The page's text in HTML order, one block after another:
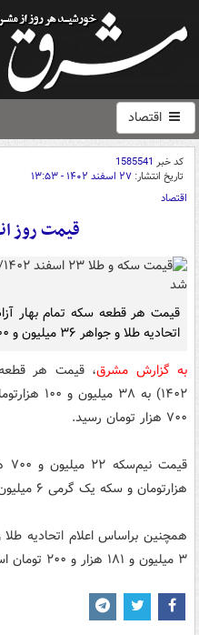
اقتصاد
کد خبر 1585541
تاریخ انتشار: ۲۷ اسفند ۱۴۰۲ - ۱۳:۵۳
اقتصاد
قیمت روز
قیمت هر قطعه سکه تمام بهار
اتحادیه طلا و جواهر ۳۶ میلیون و ۹۰۰ هزار تومان است.
به گزارش مشرق
۷۰۰ هزار تومان رسید.
هزارتومان و سکه یک گرمی ۶ میلیون و ۸۰۰ هزارتومان است.
۳ میلیون و ۱۸۱ هزار و ۲۰۰ تومان است.